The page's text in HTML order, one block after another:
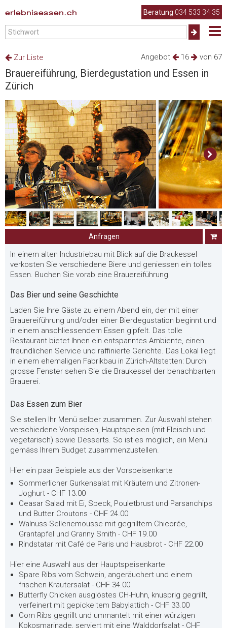
erlebnisessen.ch Beratung 034 533 34 35
Angebot 16 von 67
Zur Liste
Brauereiführung, Bierdegustation und Essen in
Zürich
Anfragen
In einem alten Industriebau mit Blick auf die Braukessel
verkosten Sie verschiedene Biere und geniessen ein tolles
Essen. Buchen Sie vorab eine Brauereiführung
Das Bier und seine Geschichte
Laden Sie Ihre Gäste zu einem Abend ein, der mit einer
Brauereiführung und/oder einer Bierdegustation beginnt und
in einem anschliessendem Essen gipfelt. Das tolle
Restaurant bietet Ihnen ein entspanntes Ambiente, einen
freundlichen Service und raffinierte Gerichte. Das Lokal liegt
in einem ehemaligen Fabrikbau in Zürich-Altstetten: Durch
grosse Fenster sehen Sie die Braukessel der benachbarten
Brauerei.
Das Essen zum Bier
Sie stellen Ihr Menü selber zusammen. Zur Auswahl stehen
verschiedene Vorspeisen, Hauptspeisen (mit Fleisch und
vegetarisch) sowie Desserts. So ist es möglich, ein Menü
gemäss Ihrem Budget zusammenzustellen.
Hier ein paar Beispiele aus der Vorspeisenkarte
Sommerlicher Gurkensalat mit Kräutern und Zitronen-
Joghurt - CHF 13.00
Ceasar Salad mit Ei, Speck, Pouletbrust und Parsanchips
und Butter Croutons - CHF 24.00
Walnuss-Selleriemousse mit gegrilltem Chicorée,
Grantapfel und Granny Smith - CHF 19.00
Rindstatar mit Café de Paris und Hausbrot - CHF 22.00
Hier eine Auswahl aus der Hauptspeisenkarte
Spare Ribs vom Schwein, angeräuchert und einem
frischen Kräutersalat - CHF 34.00
Butterfly Chicken ausglöstes CH-Huhn, knusprig gegrillt,
verfeinert mit gepickeltem Babylattich - CHF 33.00
Corn Ribs gegrillt und ummantelt mit einer würzigen
Kokosmarinade, serviert mit eine Walddorfsalat - CHF